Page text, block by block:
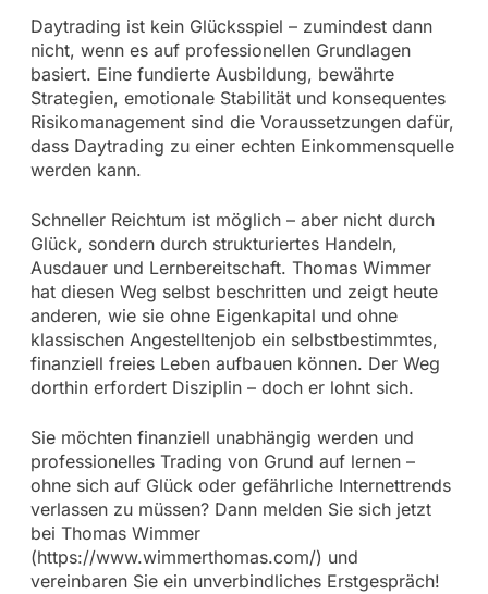
Daytrading ist kein Glücksspiel – zumindest dann
nicht, wenn es auf professionellen Grundlagen
basiert. Eine fundierte Ausbildung, bewährte
Strategien, emotionale Stabilität und konsequentes
Risikomanagement sind die Voraussetzungen dafür,
dass Daytrading zu einer echten Einkommensquelle
werden kann.
Schneller Reichtum ist möglich – aber nicht durch
Glück, sondern durch strukturiertes Handeln,
Ausdauer und Lernbereitschaft. Thomas Wimmer
hat diesen Weg selbst beschritten und zeigt heute
anderen, wie sie ohne Eigenkapital und ohne
klassischen Angestelltenjob ein selbstbestimmtes,
finanziell freies Leben aufbauen können. Der Weg
dorthin erfordert Disziplin – doch er lohnt sich.
Sie möchten finanziell unabhängig werden und
professionelles Trading von Grund auf lernen –
ohne sich auf Glück oder gefährliche Internettrends
verlassen zu müssen? Dann melden Sie sich jetzt
bei Thomas Wimmer
(https://www.wimmerthomas.com/) und
vereinbaren Sie ein unverbindliches Erstgespräch!